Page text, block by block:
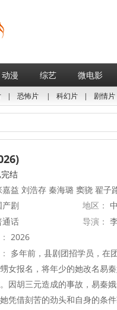
动漫 综艺 微电影
| 恐怖片 | 科幻片 | 剧情片
结
嘉益 刘浩存 秦海璐 窦骁 翟子
产剧 地区：
通话 导演：
2026
多年前，县剧团招学员，在
女报名，将年少的她改名易
因胡三元造成的事故，易秦
凭借刻苦的劲头和自身的条